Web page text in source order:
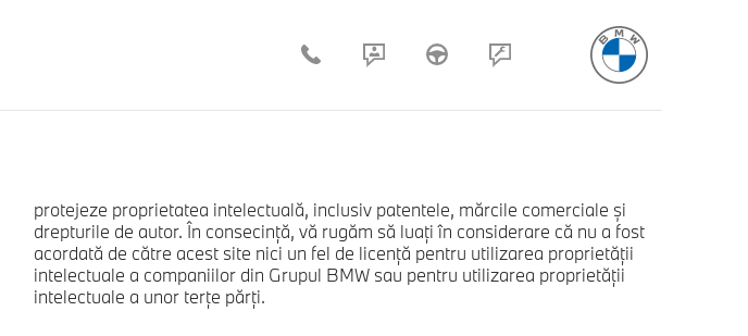
protejeze proprietatea intelectuală, inclusiv patentele, mărcile comerciale şi
drepturile de autor. În consecinţă, vă rugăm să luaţi în considerare că nu a fost
acordată de către acest site nici un fel de licenţă pentru utilizarea proprietăţii
intelectuale a companiilor din Grupul BMW sau pentru utilizarea proprietăţii
intelectuale a unor terţe părţi.